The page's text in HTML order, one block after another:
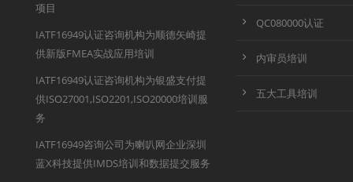
项目
IATF16949认证咨询机构为顺德矢崎提
供新版FMEA实战应用培训
IATF16949认证咨询机构为银盛支付提
供ISO27001,ISO2201,ISO20000培训服
务
IATF16949咨询公司为喇叭网企业深圳
蓝X科技提供IMDS培训和数据提交服务
QC080000认证
内审员培训
五大工具培训